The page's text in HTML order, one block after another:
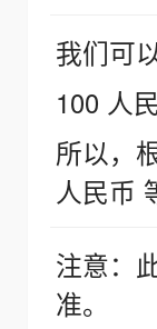
我们可
100 人
所以，
人民币
注意：
准。